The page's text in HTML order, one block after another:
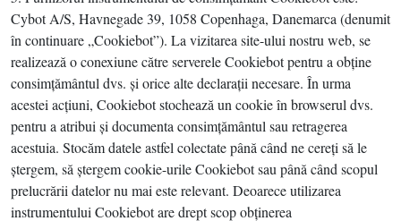
Cybot A/S, Havnegade 39, 1058 Copenhaga, Danemarca (denumit
în continuare „Cookiebot”). La vizitarea site-ului nostru web, se
realizează o conexiune către serverele Cookiebot pentru a obţine
consimţământul dvs. şi orice alte declaraţii necesare. În urma
acestei acţiuni, Cookiebot stochează un cookie în browserul dvs.
pentru a atribui şi documenta consimţământul sau retragerea
acestuia. Stocăm datele astfel colectate până când ne cereţi să le
ştergem, să ştergem cookie-urile Cookiebot sau până când scopul
prelucrării datelor nu mai este relevant. Deoarece utilizarea
instrumentului Cookiebot are drept scop obţinerea